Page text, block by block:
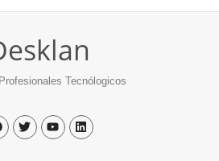
Tecnólogicos